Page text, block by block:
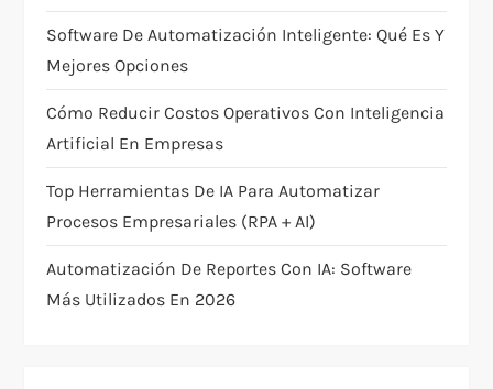
t
i
o
n
Software De Automatización Inteligente: Qué Es Y
Mejores Opciones
Cómo Reducir Costos Operativos Con Inteligencia
Artificial En Empresas
Top Herramientas De IA Para Automatizar
Procesos Empresariales (RPA + AI)
Automatización De Reportes Con IA: Software
Más Utilizados En 2026